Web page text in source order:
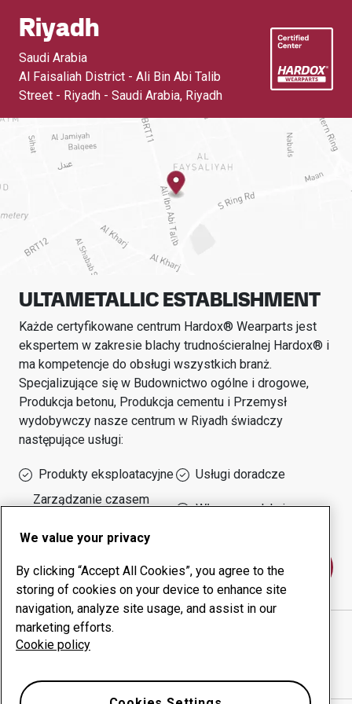
Riyadh
Saudi Arabia
Al Faisaliah District - Ali Bin Abi Talib
Street - Riyadh - Saudi Arabia, Riyadh
ULTAMETALLIC ESTABLISHMENT
Każde certyfikowane centrum Hardox® Wearparts jest
ekspertem w zakresie blachy trudnościeralnej Hardox® i
ma kompetencje do obsługi wszystkich branż.
Specjalizujące się w Budownictwo ogólne i drogowe,
Produkcja betonu, Produkcja cementu i Przemysł
wydobywczy nasze centrum w Riyadh świadczy
następujące usługi:
Produkty eksploatacyjne
Usługi doradcze
Zarządzanie czasem
Własna produkcja
Skontaktuj się z nami
ULTAMETALLIC ESTABLISHMENT
internetowa
We value your privacy
By clicking “Accept All Cookies”, you agree to the
storing of cookies on your device to enhance site
navigation, analyze site usage, and assist in our
marketing efforts.
Cookie policy